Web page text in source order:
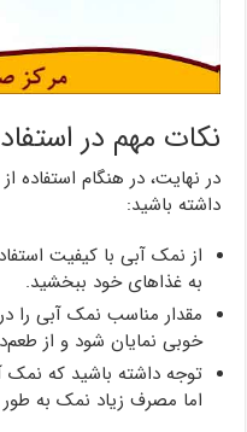
نکات مهم در
در نهایت، در هنگام استفاده
داشته باشید:
از نمک آبی با کیفیت
به غذاهای خود ببخشید.
مقدار مناسب نمک آبی را
خوبی نمایان شود و از
توجه داشته باشید که
اما مصرف زیاد نمک به